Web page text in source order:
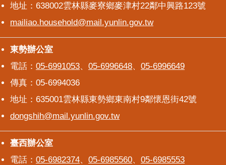
地址：638002雲林縣麥寮鄉麥津村22鄰中興路123號
mailiao.household@mail.yunlin.gov.tw
東勢辦公室
東勢辦公室
電話： 05-6991053、 05-6996648、 05-6996649
傳真：05-6994036
地址：635001雲林縣東勢鄉東南村9鄰懷恩街42號
dongshih@mail.yunlin.gov.tw
臺西辦公室
臺西辦公室
電話： 05-6982374、 05-6985560、 05-6985553